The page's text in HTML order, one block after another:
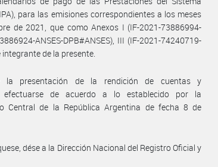
para las emisiones correspondientes a los meses
de 2021, que como Anexos I (IF-2021-73886994-
ANSES-DPB#ANSES), III (IF-2021-74240719-
de la presente.
la presentación de la rendición de cuentas y
efectuarse de acuerdo a lo establecido por la
Central de la República Argentina de fecha 8 de
dése a la Dirección Nacional del Registro Oficial y